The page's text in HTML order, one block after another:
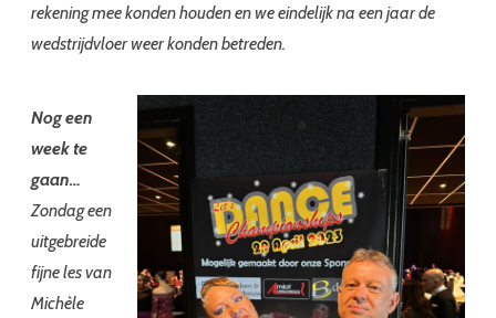
rekening mee konden houden en we eindelijk na een jaar de
wedstrijdvloer weer konden betreden.
Nog een
week te
gaan…
Zondag een
uitgebreide
fijne les van
Michèle